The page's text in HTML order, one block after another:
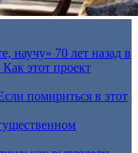
научу» 70 лет назад в
этот проект
помириться в этот